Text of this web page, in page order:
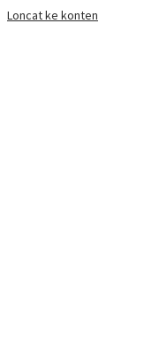
Loncat ke konten